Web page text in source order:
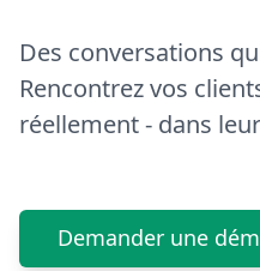
Des conversations
Rencontrez vos
réellement - dans
Demander une